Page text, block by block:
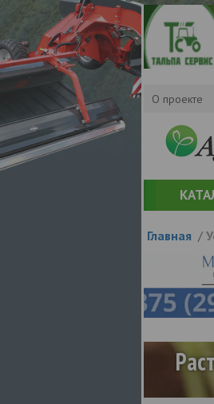
О проекте
Главная /